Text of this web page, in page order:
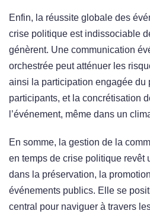
Enfin, la réussite globale des
crise politique est indissociable
génèrent. Une communication
orchestrée peut atténuer les
ainsi la participation engagée du
participants, et la concrétisation
l’événement, même dans un
En somme, la gestion de la
en temps de crise politique revêt
dans la préservation, la
événements publics. Elle se
central pour naviguer à travers